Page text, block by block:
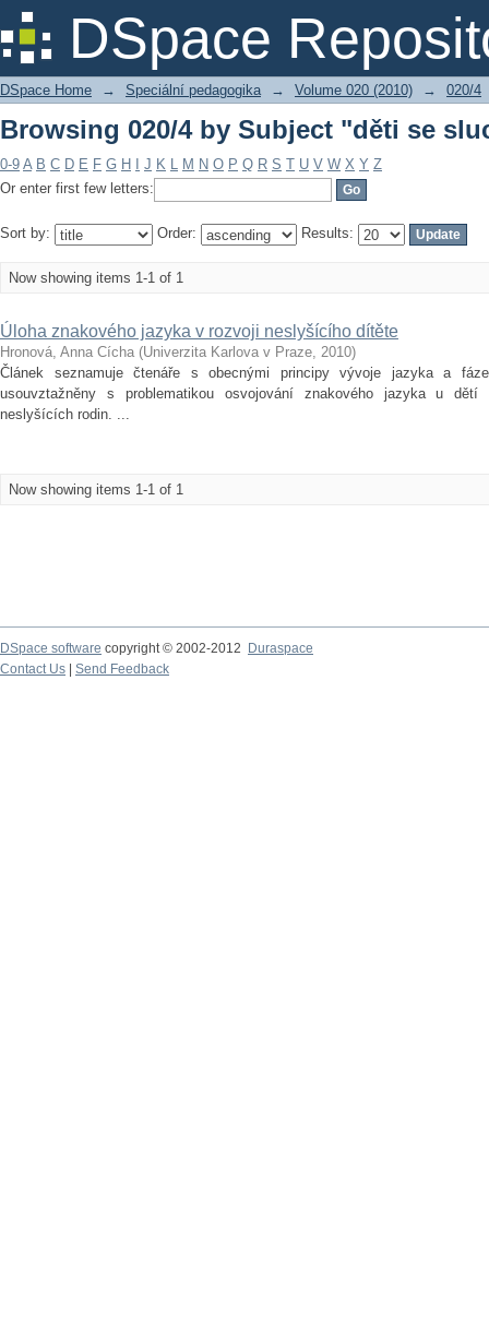
DSpace
Browsing 020/4 by Subject "děti se
DSpace Home → Speciální pedagogika → Volume 020 (2010) → 020/4
Browsing 020/4 by Subject "děti se
0-9 A B C D E F G H J K L M N O P Q R S T U V W X Y Z
Or enter first few letters:
Sort by: Order: Results:
Now showing items 1-1 of 1
Úloha znakového jazyka v rozvoji neslyšícího dítěte
Hronová, Anna Cícha (Univerzita Karlova v Praze, 2010)
Článek seznamuje čtenáře s obecnými principy vývoje jazyka a
usouvztažněny s problematikou osvojování znakového jazyka u
neslyšících rodin. ...
Now showing items 1-1 of 1
DSpace software copyright © 2002-2012
Duraspace
Contact Us
Send Feedback